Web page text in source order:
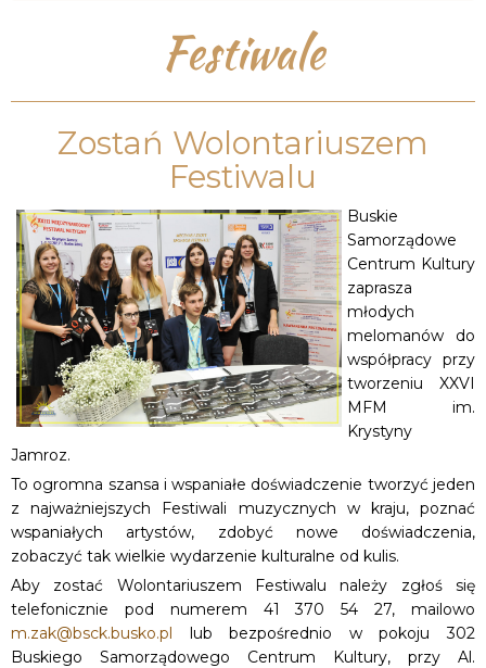
Festiwale
Zostań Wolontariuszem
Festiwalu
Buskie
Samorządowe
Centrum Kultury
zaprasza
młodych
melomanów do
współpracy przy
tworzeniu XXVI
MFM im.
Krystyny
Jamroz.
To ogromna szansa i wspaniałe doświadczenie tworzyć jeden
z najważniejszych Festiwali muzycznych w kraju, poznać
wspaniałych artystów, zdobyć nowe doświadczenia,
zobaczyć tak wielkie wydarzenie kulturalne od kulis.
Aby zostać Wolontariuszem Festiwalu należy zgłoś się
telefonicznie pod numerem 41 370 54 27, mailowo
m.zak@bsck.busko.pl lub bezpośrednio w pokoju 302
Buskiego Samorządowego Centrum Kultury, przy Al.